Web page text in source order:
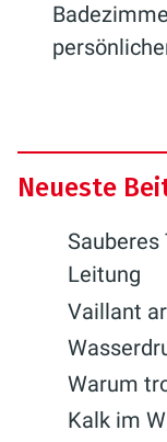
Neueste
Leitung
Vaillant
Warum
Kalk im